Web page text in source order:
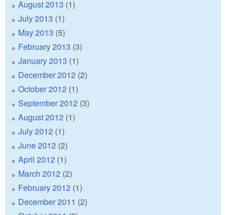
August 2013 (1)
July 2013 (1)
May 2013 (5)
February 2013 (3)
January 2013 (1)
December 2012 (2)
October 2012 (1)
September 2012 (3)
August 2012 (1)
July 2012 (1)
June 2012 (2)
April 2012 (1)
March 2012 (2)
February 2012 (1)
December 2011 (2)